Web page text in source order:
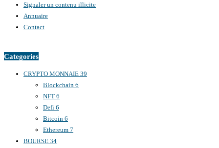
Signaler un contenu illicite
Annuaire
Contact
Categories
CRYPTO MONNAIE 39
Blockchain 6
NFT 6
Defi 6
Bitcoin 6
Ethereum 7
BOURSE 34